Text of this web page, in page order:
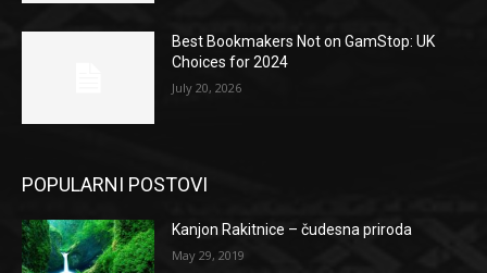
Best Bookmakers Not on GamStop: UK
Choices for 2024
July 20, 2026
POPULARNI POSTOVI
Kanjon Rakitnice – čudesna priroda
May 29, 2019